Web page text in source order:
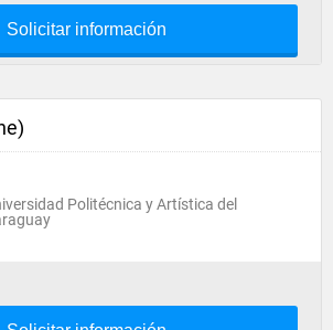
Solicitar información
Politécnica y Artística del